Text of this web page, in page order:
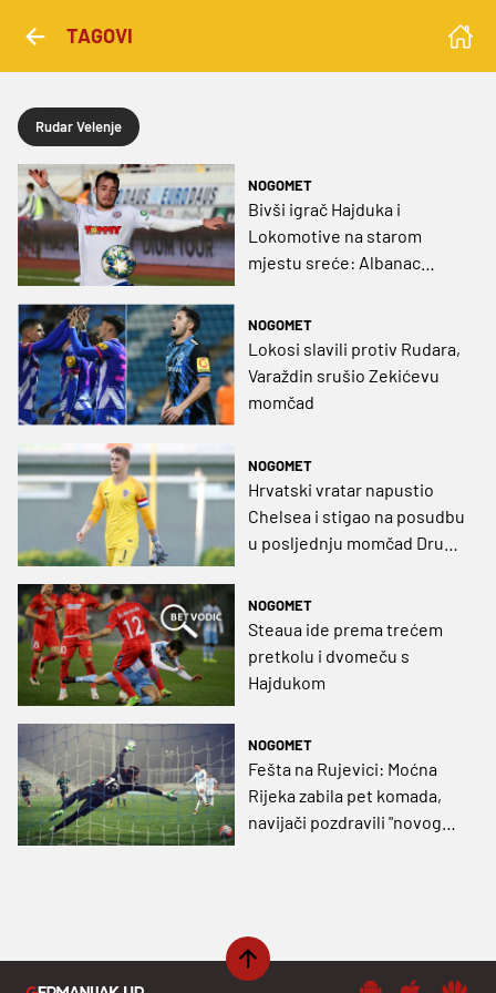
TAGOVI
Rudar Velenje
NOGOMET
Bivši igrač Hajduka i
Lokomotive na starom
mjestu sreće: Albanac
Sloveniji
NOGOMET
Lokosi slavili protiv Rudara,
Varaždin srušio Zekićevu
momčad
NOGOMET
Hrvatski vratar napustio
Chelsea i stigao na posudbu
u posljednju momčad Druge
NOGOMET
Steaua ide prema trećem
pretkolu i dvomeču s
Hajdukom
NOGOMET
Fešta na Rujevici: Moćna
Rijeka zabila pet komada,
navijači pozdravili "novog